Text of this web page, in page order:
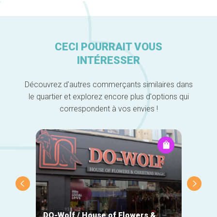
CECI POURRAIT VOUS
INTÉRESSER
Découvrez d'autres commerçants similaires dans
le quartier et explorez encore plus d'options qui
correspondent à vos envies !